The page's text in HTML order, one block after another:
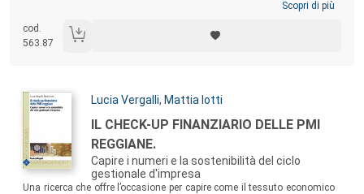
che utilizza l’Approccio del Quadro Logico (ottica-obiettivo), e la
alla flessibilità (ottica-processo). Una progettazione di qualità deve
apprendere dalle esperienze concluse e in corso, capitalizzando i
aspetti trattati. Massimo Rossi è consulente in tema di progettazione
e valutazione per varie Agenzie delle Nazioni Unite, la Commissione
Europea, organismi pubblici e privati italiani. Insegna Progettazione e
valutazione al Corso di Laurea specialistica in Scienze per la pace di
Pisa.
Scopri di più
cod.
563.87
Autori:
Lucia Vergalli, Mattia Iotti
Titolo:
IL CHECK-UP FINANZIARIO DELLE PMI
REGGIANE.
Capire i numeri e la sostenibilità del ciclo
gestionale d'impresa
Sommario:
Una ricerca che offre l’occasione per capire come il tessuto economico